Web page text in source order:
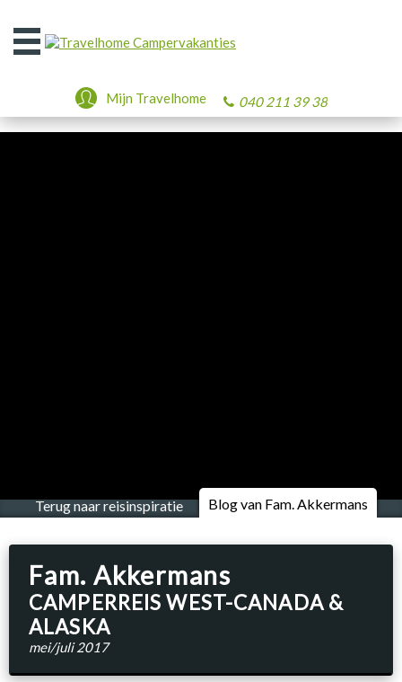
Open
het
040 211 39 38
Mijn Travelhome
Terug naar reisinspiratie Blog van Fam. Akkermans
Fam. Akkermans
CAMPERREIS WEST-CANADA &
ALASKA
mei/juli 2017